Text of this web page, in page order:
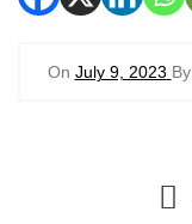
On July 9, 2023 By